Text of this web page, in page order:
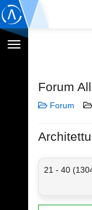
Toggle
Forum
Forum
21 - 40